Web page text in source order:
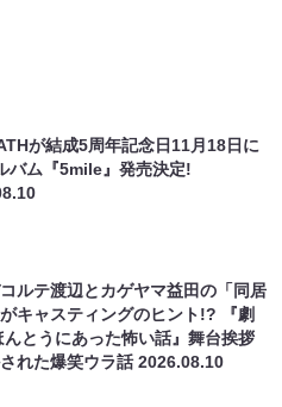
が結成5周年記念日11月18日に
バム『5mile』発売決定!
コルテ渡辺とカゲヤマ益田の「同居
キャスティングのヒント!? 『劇
んとうにあった怖い話』舞台挨拶
れた爆笑ウラ話2026.08.10